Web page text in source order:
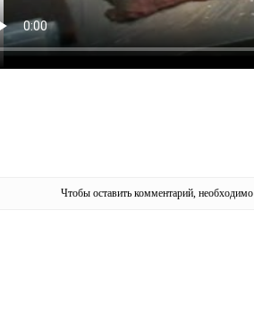
Чтобы оставить комментарий, необходимо